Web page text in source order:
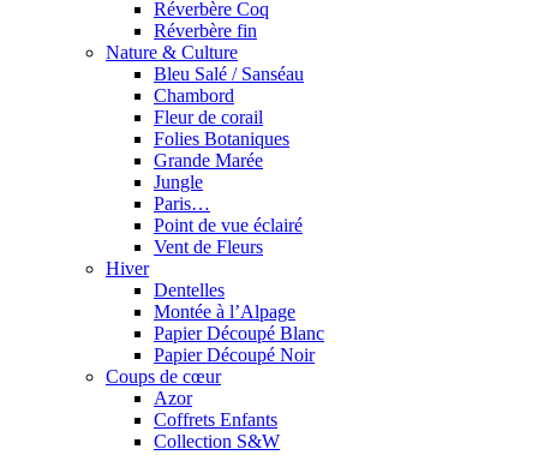
Réverbère Coq
Réverbère fin
Nature & Culture
Bleu Salé / Sanséau
Chambord
Fleur de corail
Folies Botaniques
Grande Marée
Jungle
Paris…
Point de vue éclairé
Vent de Fleurs
Hiver
Dentelles
Montée à l’Alpage
Papier Découpé Blanc
Papier Découpé Noir
Coups de cœur
Azor
Coffrets Enfants
Collection S&W